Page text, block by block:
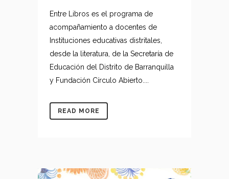
Entre Libros es el programa de
acompañamiento a docentes de
Instituciones educativas distritales,
desde la literatura, de la Secretaría de
Educación del Distrito de Barranquilla
y Fundación Círculo Abierto....
READ MORE